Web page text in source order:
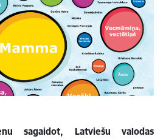
sagaidot, Latviešu valodas